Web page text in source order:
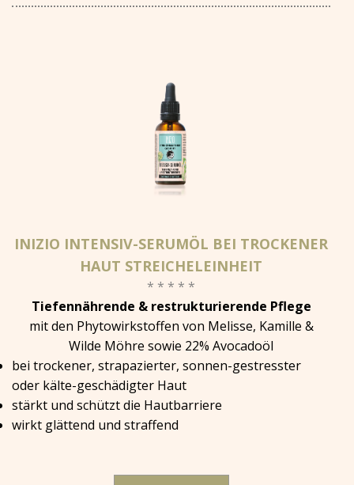
INIZIO INTENSIV-SERUMÖL BEI TROCKENER
HAUT STREICHELEINHEIT
* * * * *
Tiefennährende & restrukturierende Pflege
mit den Phytowirkstoffen von Melisse, Kamille &
Wilde Möhre sowie 22% Avocadoöl
bei trockener, strapazierter, sonnen-gestresster
oder kälte-geschädigter Haut
stärkt und schützt die Hautbarriere
wirkt glättend und straffend